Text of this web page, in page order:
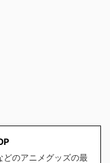
どのアニメグッズの最